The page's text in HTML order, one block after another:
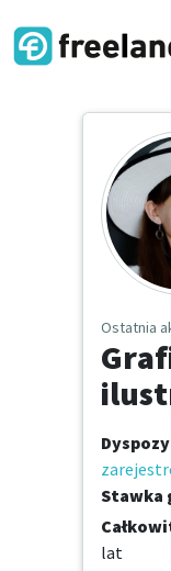
Ostatnia
Stawka
lat